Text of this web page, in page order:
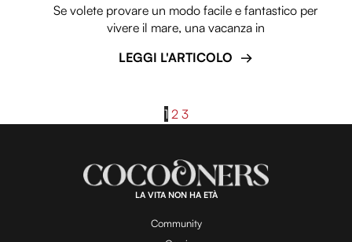
Se volete provare un modo facile e fantastico per
vivere il mare, una vacanza in
LEGGI L'ARTICOLO
1 2 3
LA VITA NON HA ETÀ
Community